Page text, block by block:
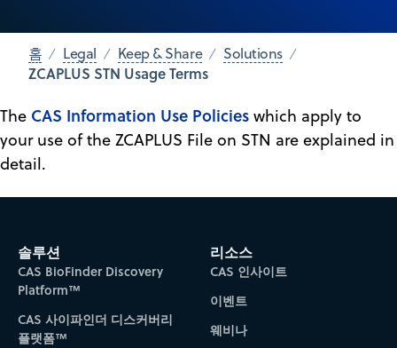
홈 Legal Keep & Share Solutions
ZCAPLUS STN Usage Terms
The CAS Information Use Policies which apply to
your use of the ZCAPLUS File on STN are explained in
detail.
솔루션
CAS BioFinder Discovery
Platform™
CAS 사이파인더 디스커버리
플랫폼™
리소스
CAS 인사이트
이벤트
웨비나